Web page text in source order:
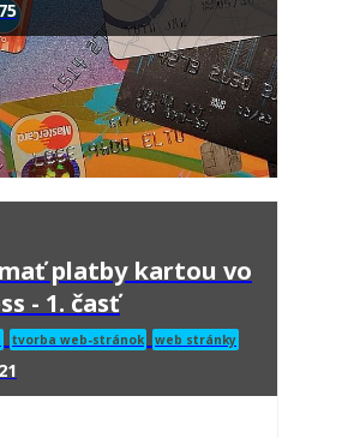
platby kartou vo
- 1. časť
tvorba web-stránok
web stránky